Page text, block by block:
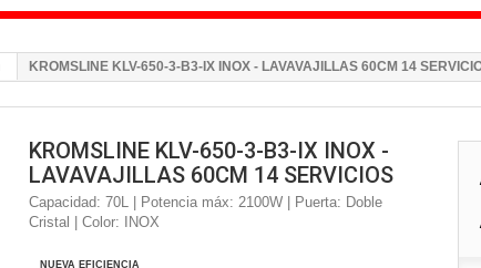
KROMSLINE KLV-650-3-B3-IX INOX - LAVAVAJILLAS 60CM 14
KROMSLINE KLV-650-3-B3-IX INOX -
LAVAVAJILLAS 60CM 14 SERVICIOS
Capacidad: 70L | Potencia máx: 2100W | Puerta: Doble
Cristal | Color: INOX
NUEVA EFICIENCIA